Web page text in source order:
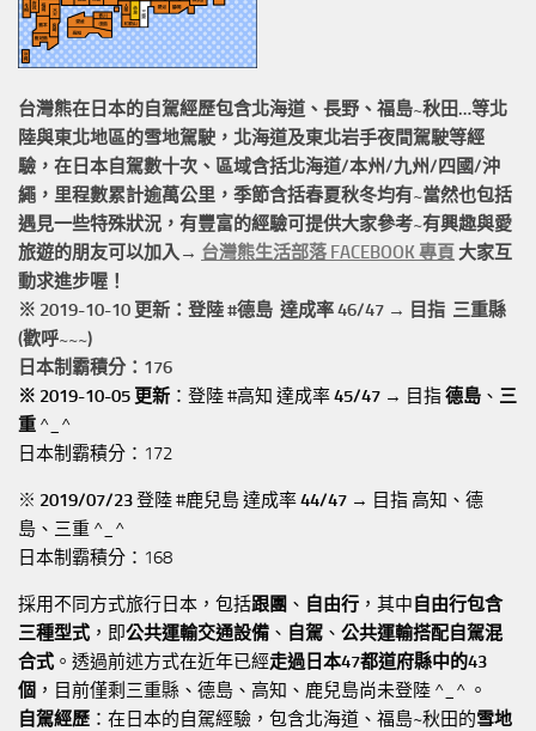
台灣熊在日本的自駕經歷包含北海道、長野、福島~秋田…等北
陸與東北地區的雪地駕駛 ，北海道及東北岩手夜間駕駛等經
驗，在日本自駕數十次、區域含括北海道/本州/九州/四國/沖
繩， 里程數累計逾萬公里 ，季節含括春夏秋冬均有~當然也包括
遇見一些特殊狀況，有豐富的經驗可提供大家參考~有興趣與愛
旅遊的朋友可以加入→ 台灣熊生活部落 FACEBOOK 專頁 大家互
動求進步喔！
※ 2019-10-10 更新：登陸 #德島 達成率 46/47 → 目指 三重縣
(歡呼~~~)
日本制霸積分：176
※ 2019-10-05 更新 ：登陸 #高知 達成率45/47 → 目指德島 、 三
重 ^_^
日本制霸積分：172
※ 2019/07/23登陸 #鹿兒島 達成率44/47 → 目指 高知、德
島、三重 ^_^
日本制霸積分：168
採用不同方式旅行日本，包括跟團 、 自由行 ，其中自由行包含
三種型式 ，即公共運輸交通設備 、 自駕 、 公共運輸搭配自駕混
合式 。透過前述方式在近年已經走過日本47都道府縣中的43
個 ，目前僅剩三重縣、德島、高知、鹿兒島尚未登陸 ^_^ 。
自駕經歷 ：在日本的自駕經驗，包含北海道、福島~秋田的雪地